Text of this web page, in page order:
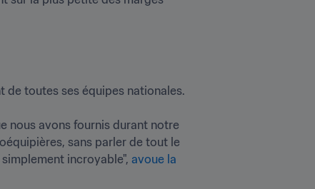
de toutes ses équipes nationales.
nous avons fournis durant notre
sans parler de tout le
incroyable", avoue la